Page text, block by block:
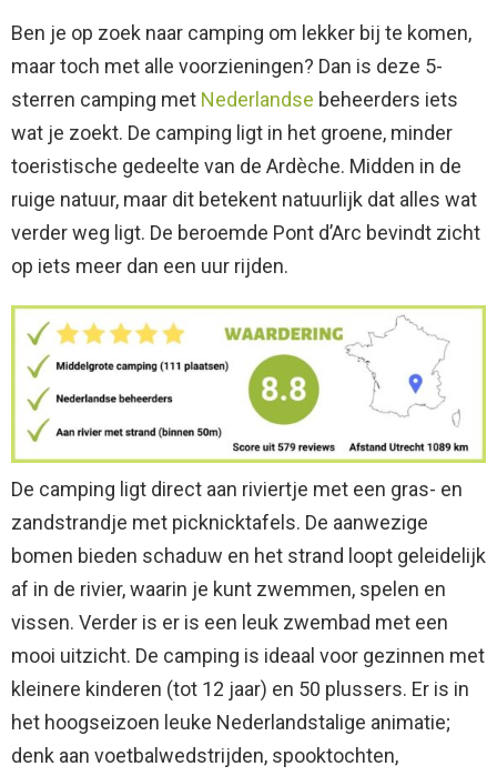
Ben je op zoek naar camping om lekker bij te komen,
maar toch met alle voorzieningen? Dan is deze 5-
sterren camping met Nederlandse beheerders iets
wat je zoekt. De camping ligt in het groene, minder
toeristische gedeelte van de Ardèche. Midden in de
ruige natuur, maar dit betekent natuurlijk dat alles wat
verder weg ligt. De beroemde Pont d’Arc bevindt zicht
op iets meer dan een uur rijden.
De camping ligt direct aan riviertje met een gras- en
zandstrandje met picknicktafels. De aanwezige
bomen bieden schaduw en het strand loopt geleidelijk
af in de rivier, waarin je kunt zwemmen, spelen en
vissen. Verder is er is een leuk zwembad met een
mooi uitzicht. De camping is ideaal voor gezinnen met
kleinere kinderen (tot 12 jaar) en 50 plussers. Er is in
het hoogseizoen leuke Nederlandstalige animatie;
denk aan voetbalwedstrijden, spooktochten,